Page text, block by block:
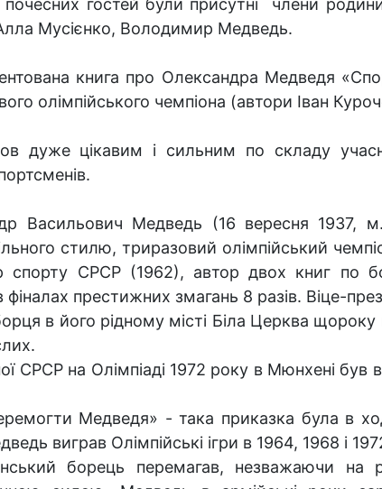
гостей були присутні члени
Мусієнко, Володимир Медведь.
книга про Олександра Медведя
олімпійського чемпіона (автори Іван
дуже цікавим і сильним по складу
Васильович Медведь (16 вересня 1937,
стилю, триразовий олімпійський
спорту СРСР (1962), автор двох книг по
престижних змагань 8 разів. Віце-
в його рідному місті Біла Церква
СРСР на Олімпіаді 1972 року в Мюнхені
Медведя» - така приказка була в
виграв Олімпійські ігри в 1964, 1968 і
борець перемагав, незважаючи на